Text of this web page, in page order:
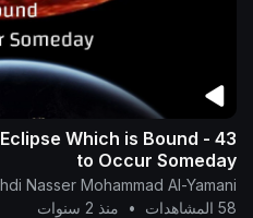
Eclipse Which is Bound
to Occur Someday
58 المشاهدات
• منذ 2 سنوات